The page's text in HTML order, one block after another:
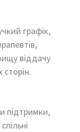
графік,
віддачу
сторін.
підтримки,